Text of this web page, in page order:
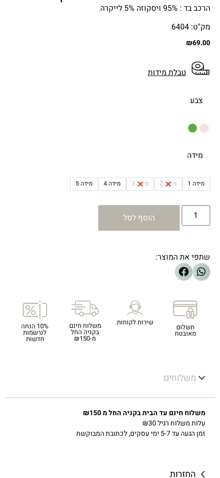
הרכב בד : 95% ויסקוזה 5% לייקרה
מק"ט: 6404
₪69.00
טבלת מידות
צבע
מידה
מידה 1 מידה 2 מידה 3 מידה 4 מידה 5
הוסף לסל
שתפי את המוצר:
תשלום
מאובטח
שירות לקוחות משלוח חינם
בקניה החל
מ-₪150
10% הנחה
לנרשמות
חדשות
משלוחים
משלוח חינם עד הבית בקניה החל מ ₪150
עלות משלוח רגיל ₪30
זמן הגעה עד 5-7 ימי עסקים, לכתובת המבוקשת
החזרות